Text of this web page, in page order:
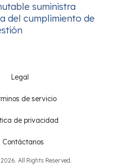
suministra
del cumplimiento de
Legal
de servicio
de privacidad
Contáctanos
All Rights Reserved.